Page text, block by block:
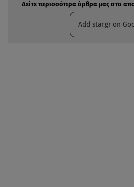
Δείτε περισσότερα άρθρα μας στα
Add star.gr on